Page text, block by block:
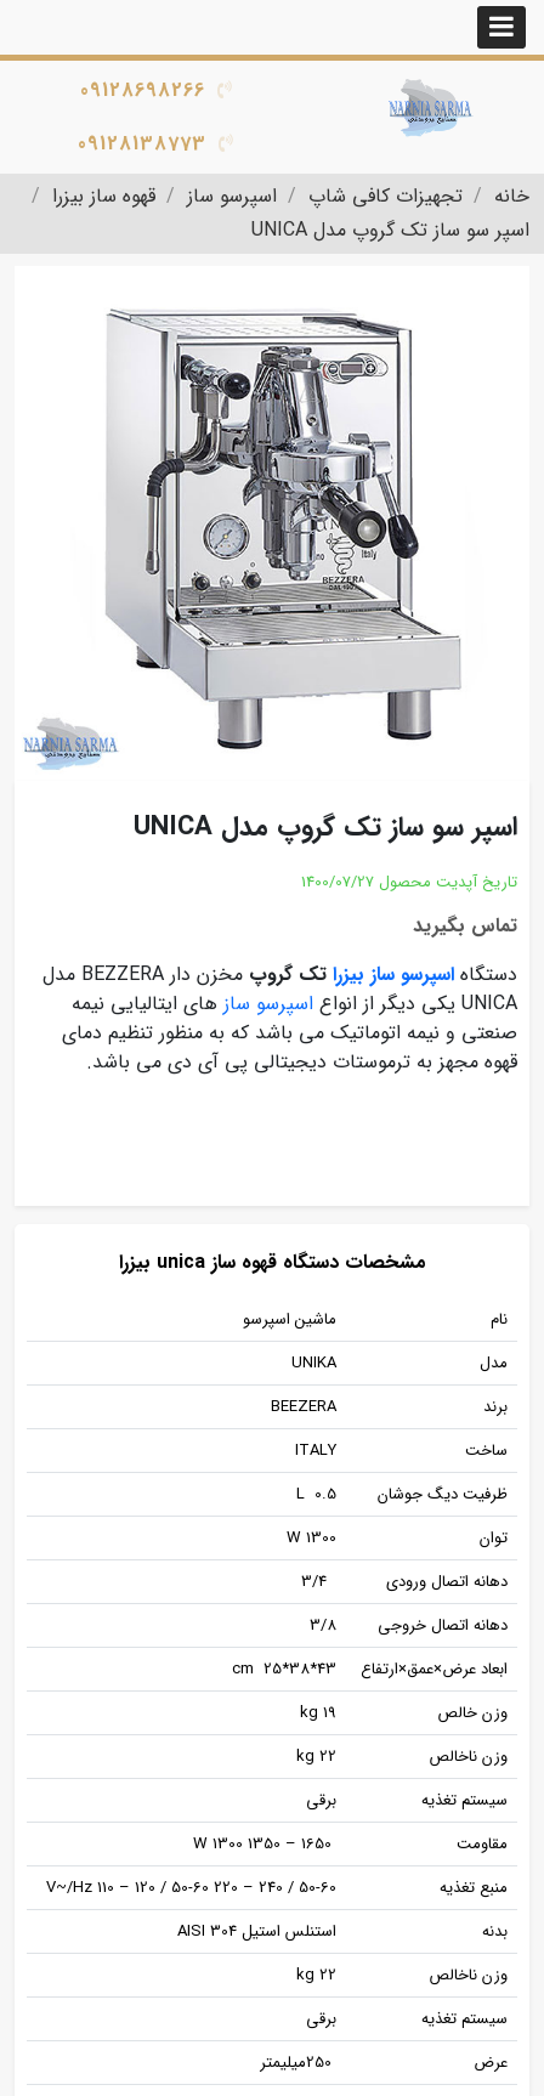
09128698266
09128138773
خانه
تجهیزات کافی شاپ اسپرسو ساز
قهوه ساز بیزرا
اسپر سو ساز تک گروپ مدل UNICA
اسپر سو ساز تک گروپ مدل UNICA
تاریخ آپدیت محصول 1400/07/27
تماس بگیرید
دستگاه اسپرسو ساز بیزرا تک گروپ
مخزن دار BEZZERA مدل
UNICA یکی دیگر از انواع
اسپرسو ساز های ایتالیایی نیمه
صنعتی و نیمه اتوماتیک می باشد که به منظور تنظیم دمای
قهوه مجهز به ترموستات دیجیتالی پی آی دی می باشد.
مشخصات دستگاه قهوه ساز unica بیزرا
نام
ماشین اسپرسو
مدل
UNIKA
برند
BEEZERA
ساخت
ITALY
ظرفیت دیگ جوشان
L 0.5
توان
W 1300
دهانه اتصال ورودی
دهانه اتصال خروجی
3/8
ابعاد عرض×عمق×ارتفاع
43*38*cm 25
وزن خالص
kg 19
وزن ناخالص
kg 22
سیستم تغذیه
برقی
مقاومت
منبع تغذیه
V~/Hz 110 – 120 / 50-60 220 – 240 / 50-60
بدنه
استنلس استیل AISI 304
وزن ناخالص
kg 22
سیستم تغذیه
برقی
عرض